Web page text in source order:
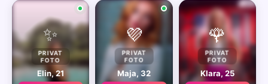
✨
PRIVAT
FOTO
Elin, 21
💜
PRIVAT
FOTO
Maja, 32
🌹
PRIVAT
FOTO
Klara, 25